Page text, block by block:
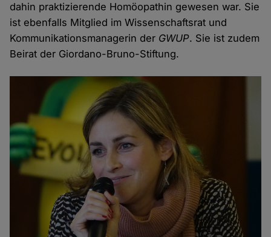
dahin praktizierende Homöopathin gewesen war. Sie
ist ebenfalls Mitglied im Wissenschaftsrat und
Kommunikationsmanagerin der GWUP. Sie ist zudem
Beirat der Giordano-Bruno-Stiftung.